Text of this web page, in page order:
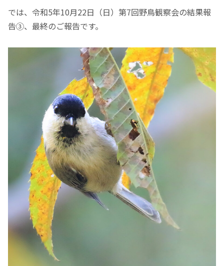
では、令和5年10月22日（日）第7回野鳥観察会の結果報
告③、最終のご報告です。